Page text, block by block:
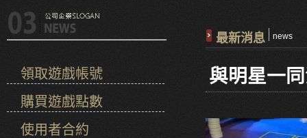
領取遊戲帳號
購買遊戲點數
使用者合約
最新消息 news
與明星一